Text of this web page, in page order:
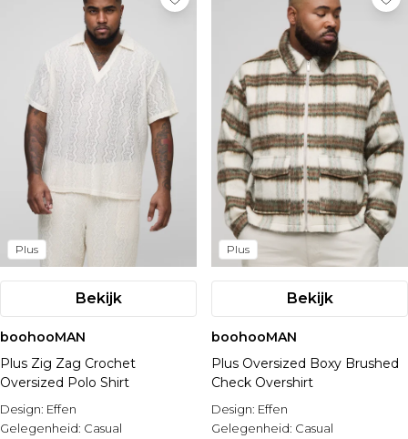
Plus
Bekijk
boohooMAN
Plus Zig Zag Crochet
Oversized Polo Shirt
Design: Effen
Gelegenheid: Casual
Plus
Bekijk
boohooMAN
Plus Oversized Boxy Brushed
Check Overshirt
Design: Effen
Gelegenheid: Casual